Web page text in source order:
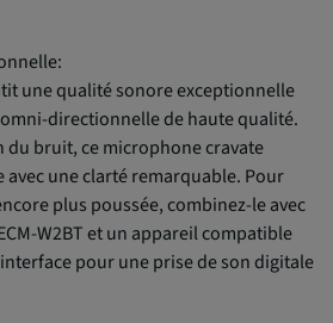
une qualité sonore exceptionnelle
omni-directionnelle de haute qualité.
bruit, ce microphone cravate
une clarté remarquable. Pour
plus poussée, combinez-le avec
W2BT et un appareil compatible
pour une prise de son digitale